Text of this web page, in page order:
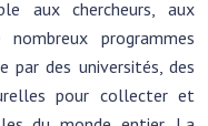
aux chercheurs, aux
programmes
par des universités, des
pour collecter et